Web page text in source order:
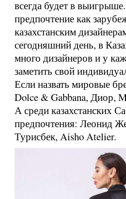
всегда будет в
предпочтение как
казахстанским
сегодняшний день, в
много дизайнеров и у
заметить свой
Если назвать мировые
Dolce & Gabbana, Диор,
А среди казахстанских
предпочтения: Леонид
Турисбек, Aisho Atelier.